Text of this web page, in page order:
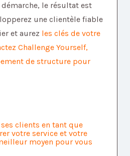
le résultat est
une clientèle fiable
et aurez les clés de votre
Challenge Yourself,
de structure pour
clients en tant que
votre service et votre
moyen pour vous